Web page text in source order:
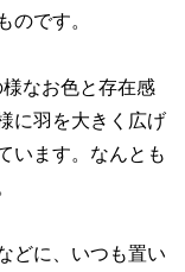
です。
なお色と存在感
に羽を大きく広げ
います。なんとも
どに、いつも置い